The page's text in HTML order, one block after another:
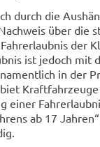
durch die
über die
der
ist je­doch mit
in der
ab 17